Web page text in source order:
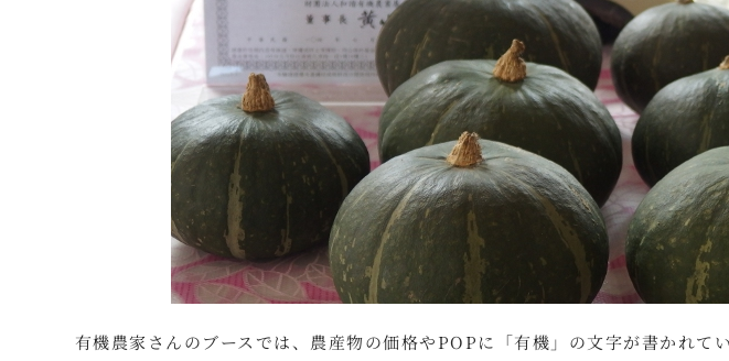
有機農家さんのブースでは、農産物の価格やPOPに「有機」の文字が書かれて